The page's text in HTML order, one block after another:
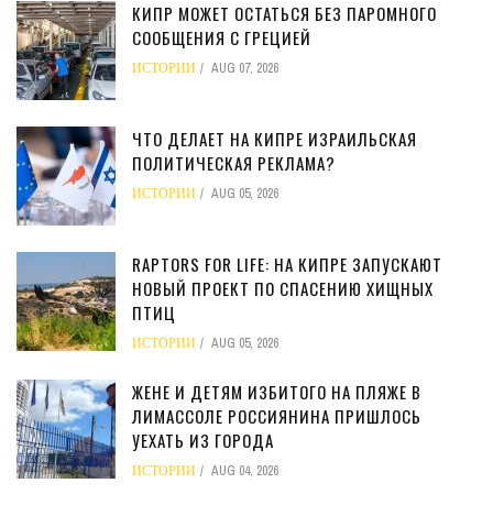
КИПР МОЖЕТ ОСТАТЬСЯ БЕЗ ПАРОМНОГО
СООБЩЕНИЯ С ГРЕЦИЕЙ
ИСТОРИИ AUG 07, 2026
ЧТО ДЕЛАЕТ НА КИПРЕ ИЗРАИЛЬСКАЯ
ПОЛИТИЧЕСКАЯ РЕКЛАМА?
ИСТОРИИ AUG 05, 2026
RAPTORS FOR LIFE: НА КИПРЕ ЗАПУСКАЮТ
НОВЫЙ ПРОЕКТ ПО СПАСЕНИЮ ХИЩНЫХ
ПТИЦ
ИСТОРИИ AUG 05, 2026
ЖЕНЕ И ДЕТЯМ ИЗБИТОГО НА ПЛЯЖЕ В
ЛИМАССОЛЕ РОССИЯНИНА ПРИШЛОСЬ
УЕХАТЬ ИЗ ГОРОДА
ИСТОРИИ AUG 04, 2026